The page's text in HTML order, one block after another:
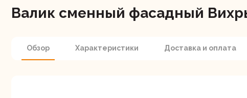
Валик сменный фасадный
Обзор Характеристики Доставка и оплата